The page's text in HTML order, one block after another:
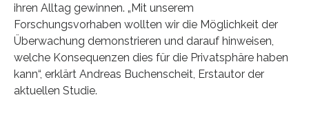
ihren Alltag gewinnen. „Mit unserem
Forschungsvorhaben wollten wir die Möglichkeit der
Überwachung demonstrieren und darauf hinweisen,
welche Konsequenzen dies für die Privatsphäre haben
kann“, erklärt Andreas Buchenscheit, Erstautor der
aktuellen Studie.